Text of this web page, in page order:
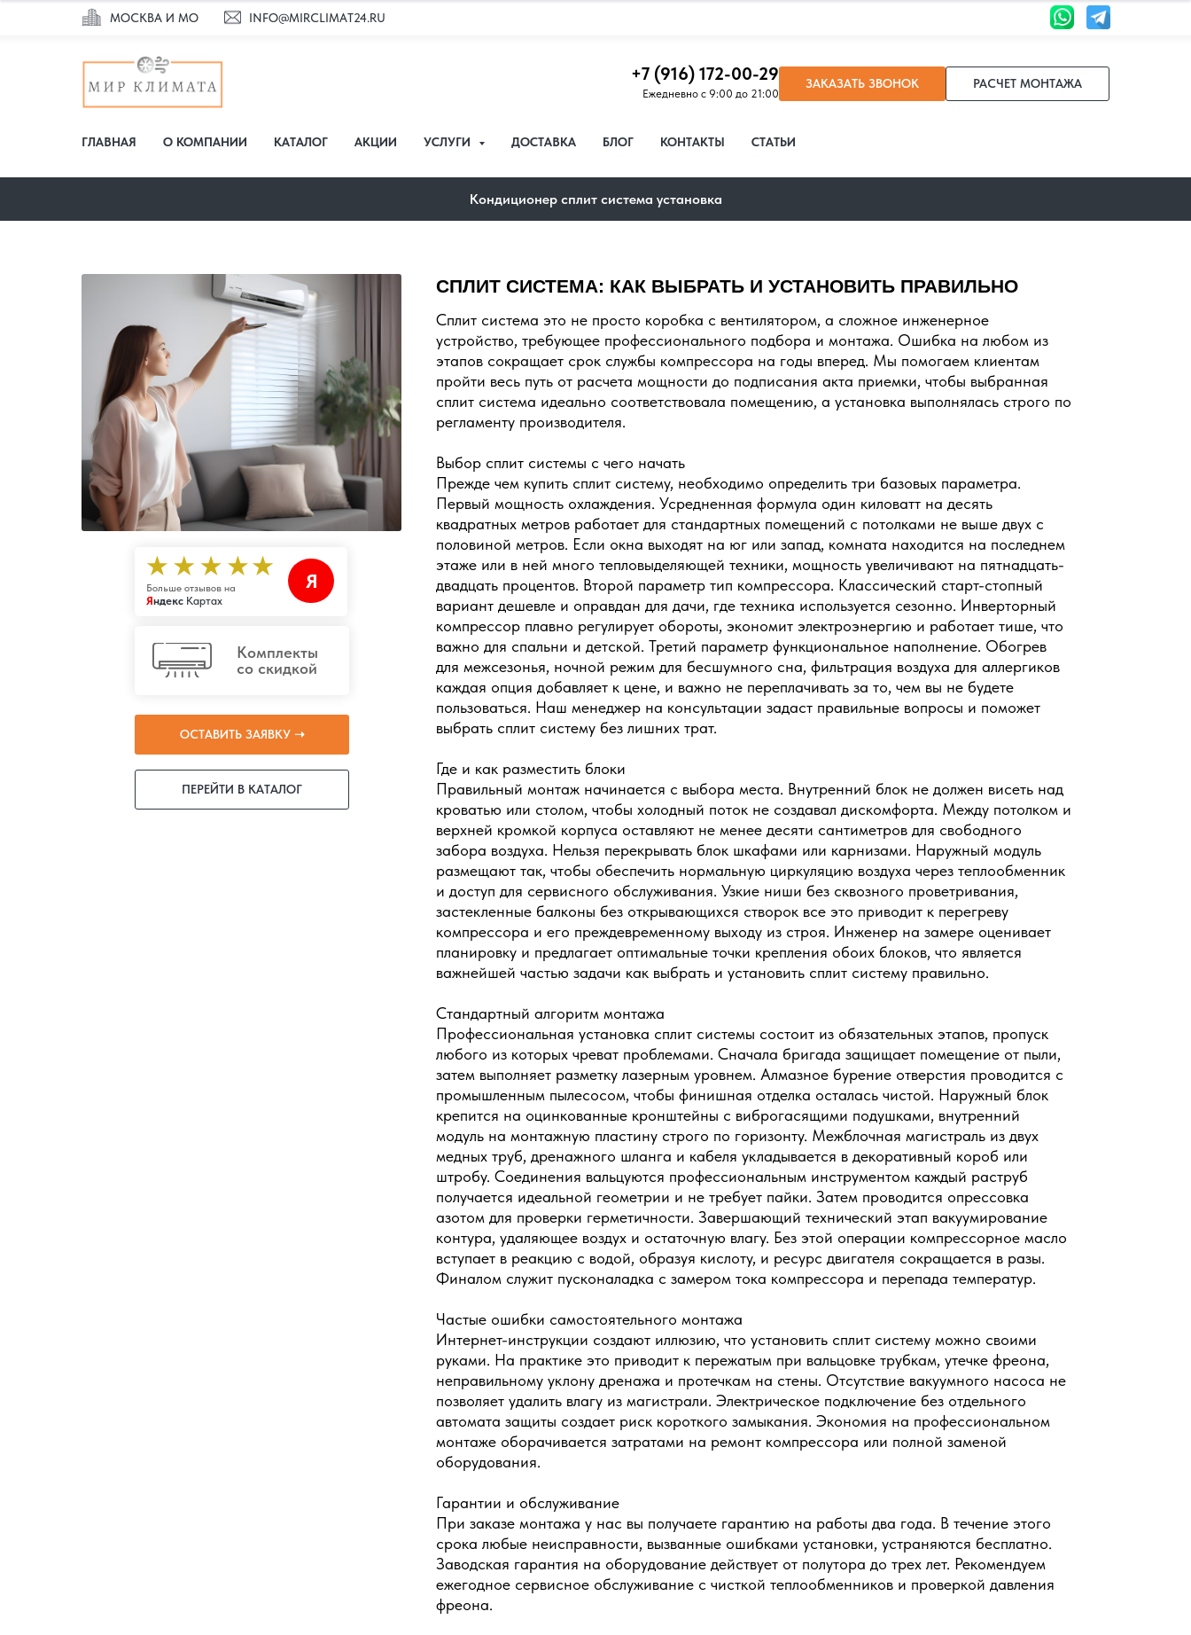
МОСКВА И МО INFO@MIRCLIMAT24.RU
+7 (916) 172-00-29
Ежедневно с 9:00 до 21:00
ЗАКАЗАТЬ ЗВОНОК РАСЧЕТ МОНТАЖА
ГЛАВНАЯ О КОМПАНИИ КАТАЛОГ АКЦИИ УСЛУГИ ДОСТАВКА БЛОГ КОНТАКТЫ СТАТЬИ
Кондиционер сплит система установка
Больше отзывов на
Яндекс Картах
Я
СПЛИТ СИСТЕМА: КАК ВЫБРАТЬ И УСТАНОВИТЬ ПРАВИЛЬНО
Сплит система это не просто коробка с вентилятором, а сложное инженерное
устройство, требующее профессионального подбора и монтажа. Ошибка на любом из
этапов сокращает срок службы компрессора на годы вперед. Мы помогаем клиентам
пройти весь путь от расчета мощности до подписания акта приемки, чтобы выбранная
сплит система идеально соответствовала помещению, а установка выполнялась строго по
регламенту производителя.
Выбор сплит системы с чего начать
Прежде чем купить сплит систему, необходимо определить три базовых параметра.
Первый мощность охлаждения. Усредненная формула один киловатт на десять
квадратных метров работает для стандартных помещений с потолками не выше двух с
половиной метров. Если окна выходят на юг или запад, комната находится на последнем
этаже или в ней много тепловыделяющей техники, мощность увеличивают на пятнадцать-
двадцать процентов. Второй параметр тип компрессора. Классический старт-стопный
вариант дешевле и оправдан для дачи, где техника используется сезонно. Инверторный
компрессор плавно регулирует обороты, экономит электроэнергию и работает тише, что
важно для спальни и детской. Третий параметр функциональное наполнение. Обогрев
для межсезонья, ночной режим для бесшумного сна, фильтрация воздуха для аллергиков
каждая опция добавляет к цене, и важно не переплачивать за то, чем вы не будете
пользоваться. Наш менеджер на консультации задаст правильные вопросы и поможет
выбрать сплит систему без лишних трат.
Где и как разместить блоки
Правильный монтаж начинается с выбора места. Внутренний блок не должен висеть над
кроватью или столом, чтобы холодный поток не создавал дискомфорта. Между потолком и
верхней кромкой корпуса оставляют не менее десяти сантиметров для свободного
забора воздуха. Нельзя перекрывать блок шкафами или карнизами. Наружный модуль
размещают так, чтобы обеспечить нормальную циркуляцию воздуха через теплообменник
и доступ для сервисного обслуживания. Узкие ниши без сквозного проветривания,
застекленные балконы без открывающихся створок все это приводит к перегреву
компрессора и его преждевременному выходу из строя. Инженер на замере оценивает
планировку и предлагает оптимальные точки крепления обоих блоков, что является
важнейшей частью задачи как выбрать и установить сплит систему правильно.
Стандартный алгоритм монтажа
Профессиональная установка сплит системы состоит из обязательных этапов, пропуск
любого из которых чреват проблемами. Сначала бригада защищает помещение от пыли,
затем выполняет разметку лазерным уровнем. Алмазное бурение отверстия проводится с
промышленным пылесосом, чтобы финишная отделка осталась чистой. Наружный блок
крепится на оцинкованные кронштейны с виброгасящими подушками, внутренний
модуль на монтажную пластину строго по горизонту. Межблочная магистраль из двух
медных труб, дренажного шланга и кабеля укладывается в декоративный короб или
штробу. Соединения вальцуются профессиональным инструментом каждый раструб
получается идеальной геометрии и не требует пайки. Затем проводится опрессовка
азотом для проверки герметичности. Завершающий технический этап вакуумирование
контура, удаляющее воздух и остаточную влагу. Без этой операции компрессорное масло
вступает в реакцию с водой, образуя кислоту, и ресурс двигателя сокращается в разы.
Финалом служит пусконаладка с замером тока компрессора и перепада температур.
Частые ошибки самостоятельного монтажа
Интернет-инструкции создают иллюзию, что установить сплит систему можно своими
руками. На практике это приводит к пережатым при вальцовке трубкам, утечке фреона,
неправильному уклону дренажа и протечкам на стены. Отсутствие вакуумного насоса не
позволяет удалить влагу из магистрали. Электрическое подключение без отдельного
автомата защиты создает риск короткого замыкания. Экономия на профессиональном
монтаже оборачивается затратами на ремонт компрессора или полной заменой
оборудования.
Гарантии и обслуживание
При заказе монтажа у нас вы получаете гарантию на работы два года. В течение этого
срока любые неисправности, вызванные ошибками установки, устраняются бесплатно.
Заводская гарантия на оборудование действует от полутора до трех лет. Рекомендуем
ежегодное сервисное обслуживание с чисткой теплообменников и проверкой давления
фреона.
ОСТАВИТЬ ЗАЯВКУ ➝
ПЕРЕЙТИ В КАТАЛОГ
Комплекты
со скидкой